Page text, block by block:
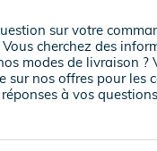
sur votre
cherchez des
modes de livraison ?
sur nos offres pour les
à vos